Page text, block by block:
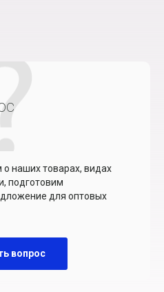
наших товарах, видах
подготовим
для оптовых
вопрос